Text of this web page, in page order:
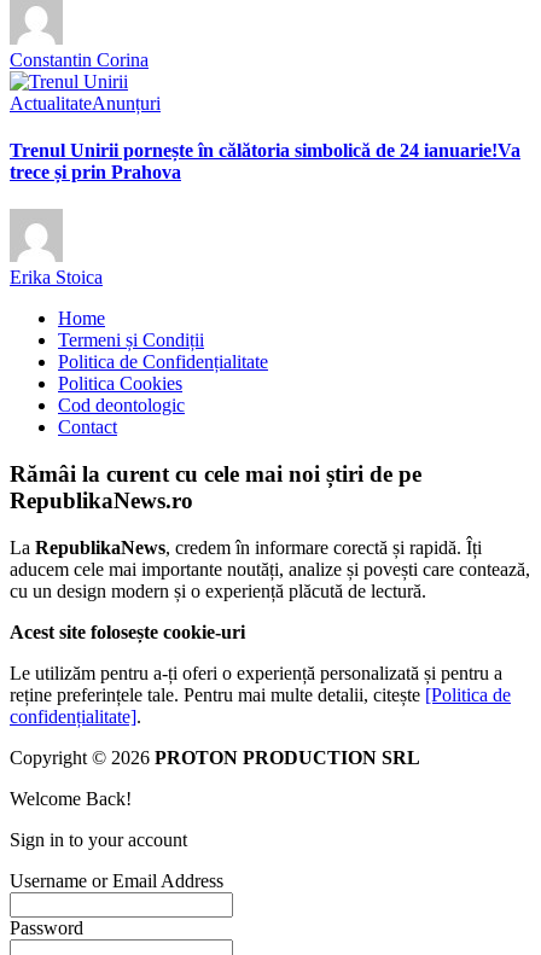
Constantin Corina
ActualitateAnunțuri
Trenul Unirii pornește în călătoria simbolică de 24 ianuarie!Va
trece și prin Prahova
Erika Stoica
Home
Termeni și Condiții
Politica de Confidențialitate
Politica Cookies
Cod deontologic
Contact
Rămâi la curent cu cele mai noi știri de pe
RepublikaNews.ro
La RepublikaNews, credem în informare corectă și rapidă. Îți
aducem cele mai importante noutăți, analize și povești care contează,
cu un design modern și o experiență plăcută de lectură.
Acest site folosește cookie-uri
Le utilizăm pentru a-ți oferi o experiență personalizată și pentru a
reține preferințele tale. Pentru mai multe detalii, citește [Politica de
confidențialitate].
Copyright © 2026 PROTON PRODUCTION SRL
Welcome Back!
Sign in to your account
Username or Email Address
Password